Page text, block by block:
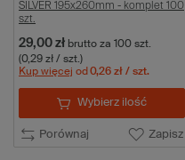
SILVER 195x260mm - komplet 100
szt.
29,00 zł brutto za 100 szt.
(0,29 zł / szt.)
Kup więcej od 0,26 zł / szt.
Porównaj Zapisz
Wybierz ilość